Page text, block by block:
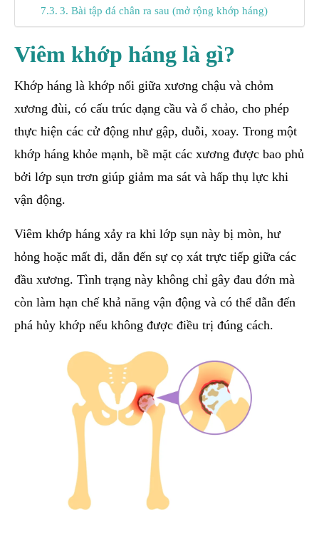
3. Bài tập đá chân ra sau (mở rộng khớp háng)
Viêm khớp háng là gì?
Khớp háng là khớp nối giữa xương chậu và chỏm
xương đùi, có cấu trúc dạng cầu và ổ chảo, cho phép
thực hiện các cử động như gập, duỗi, xoay. Trong một
khớp háng khỏe mạnh, bề mặt các xương được bao phủ
bởi lớp sụn trơn giúp giảm ma sát và hấp thụ lực khi
vận động.
Viêm khớp háng xảy ra khi lớp sụn này bị mòn, hư
hỏng hoặc mất đi, dẫn đến sự cọ xát trực tiếp giữa các
đầu xương. Tình trạng này không chỉ gây đau đớn mà
còn làm hạn chế khả năng vận động và có thể dẫn đến
phá hủy khớp nếu không được điều trị đúng cách.